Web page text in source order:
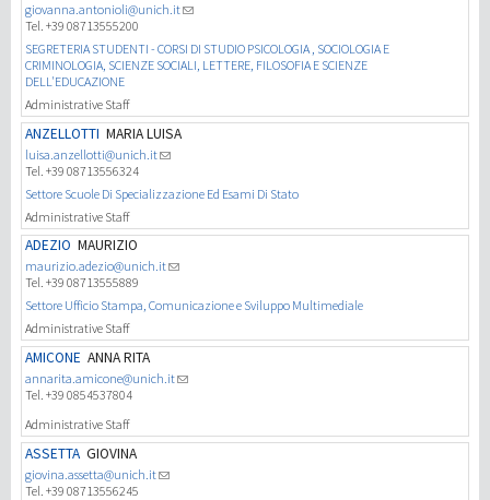
giovanna.antonioli@unich.it
Tel. +39 08713555200
SEGRETERIA STUDENTI - CORSI DI STUDIO PSICOLOGIA , SOCIOLOGIA E
CRIMINOLOGIA, SCIENZE SOCIALI, LETTERE, FILOSOFIA E SCIENZE
DELL'EDUCAZIONE
Administrative Staff
ANZELLOTTI MARIA LUISA
luisa.anzellotti@unich.it
Tel. +39 08713556324
Settore Scuole Di Specializzazione Ed Esami Di Stato
Administrative Staff
ADEZIO MAURIZIO
maurizio.adezio@unich.it
Tel. +39 08713555889
Settore Ufficio Stampa, Comunicazione e Sviluppo Multimediale
Administrative Staff
AMICONE ANNA RITA
annarita.amicone@unich.it
Tel. +39 0854537804
Administrative Staff
ASSETTA GIOVINA
giovina.assetta@unich.it
Tel. +39 08713556245